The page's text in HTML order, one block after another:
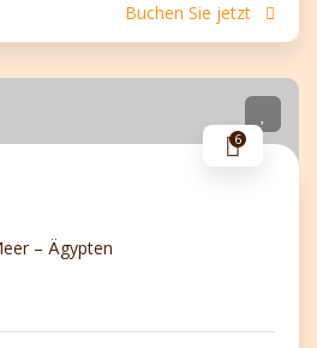
Buchen Sie jetzt
6
– Ägypten